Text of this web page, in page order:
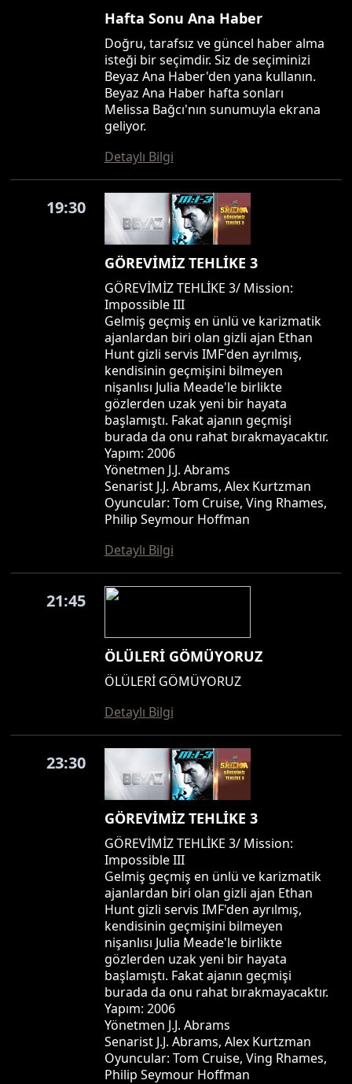
Hafta Sonu Ana Haber
Doğru, tarafsız ve güncel haber alma
isteği bir seçimdir. Siz de seçiminizi
Beyaz Ana Haber'den yana kullanın.
Beyaz Ana Haber hafta sonları
Melissa Bağcı'nın sunumuyla ekrana
geliyor.
Detaylı Bilgi
19:30
GÖREVİMİZ TEHLİKE 3
GÖREVİMİZ TEHLİKE 3/ Mission:
Impossible III
Gelmiş geçmiş en ünlü ve karizmatik
ajanlardan biri olan gizli ajan Ethan
Hunt gizli servis IMF'den ayrılmış,
kendisinin geçmişini bilmeyen
nişanlısı Julia Meade'le birlikte
gözlerden uzak yeni bir hayata
başlamıştı. Fakat ajanın geçmişi
burada da onu rahat bırakmayacaktır.
Yapım: 2006
Yönetmen J.J. Abrams
Senarist J.J. Abrams, Alex Kurtzman
Oyuncular: Tom Cruise, Ving Rhames,
Philip Seymour Hoffman
Detaylı Bilgi
21:45
ÖLÜLERİ GÖMÜYORUZ
ÖLÜLERİ GÖMÜYORUZ
Detaylı Bilgi
23:30
GÖREVİMİZ TEHLİKE 3
GÖREVİMİZ TEHLİKE 3/ Mission:
Impossible III
Gelmiş geçmiş en ünlü ve karizmatik
ajanlardan biri olan gizli ajan Ethan
Hunt gizli servis IMF'den ayrılmış,
kendisinin geçmişini bilmeyen
nişanlısı Julia Meade'le birlikte
gözlerden uzak yeni bir hayata
başlamıştı. Fakat ajanın geçmişi
burada da onu rahat bırakmayacaktır.
Yapım: 2006
Yönetmen J.J. Abrams
Senarist J.J. Abrams, Alex Kurtzman
Oyuncular: Tom Cruise, Ving Rhames,
Philip Seymour Hoffman